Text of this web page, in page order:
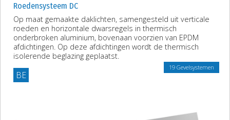
Roedensysteem DC
Op maat gemaakte daklichten, samengesteld uit verticale
roeden en horizontale dwarsregels in thermisch
onderbroken aluminium, bovenaan voorzien van EPDM
afdichtingen. Op deze afdichtingen wordt de thermisch
isolerende beglazing geplaatst.
BE
19 Gevelsystemen